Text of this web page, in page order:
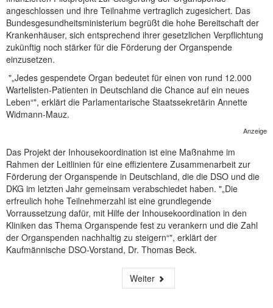
Jobs & Karriere
Mitglieder-Beiträge
NEUER BEITRAG
angeschlossen und ihre Teilnahme vertraglich zugesichert. Das
Bundesgesundheitsministerium begrüßt die hohe Bereitschaft der
Krankenhäuser, sich entsprechend ihrer gesetzlichen Verpflichtung
zukünftig noch stärker für die Förderung der Organspende
einzusetzen.
"„Jedes gespendete Organ bedeutet für einen von rund 12.000
Wartelisten-Patienten in Deutschland die Chance auf ein neues
Leben“", erklärt die Parlamentarische Staatssekretärin Annette
Widmann-Mauz.
Anzeige
Das Projekt der Inhousekoordination ist eine Maßnahme im
Rahmen der Leitlinien für eine effizientere Zusammenarbeit zur
Förderung der Organspende in Deutschland, die die DSO und die
DKG im letzten Jahr gemeinsam verabschiedet haben. "„Die
erfreulich hohe Teilnehmerzahl ist eine grundlegende
Vorraussetzung dafür, mit Hilfe der Inhousekoordination in den
Kliniken das Thema Organspende fest zu verankern und die Zahl
der Organspenden nachhaltig zu steigern“", erklärt der
Kaufmännische DSO-Vorstand, Dr. Thomas Beck.
Weiter